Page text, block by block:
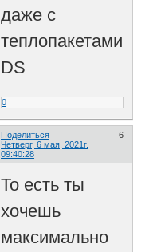
даже с
теплопакетами
DS
0
Поделиться
6
Четверг, 6 мая, 2021г.
09:40:28
То есть ты
хочешь
максимально